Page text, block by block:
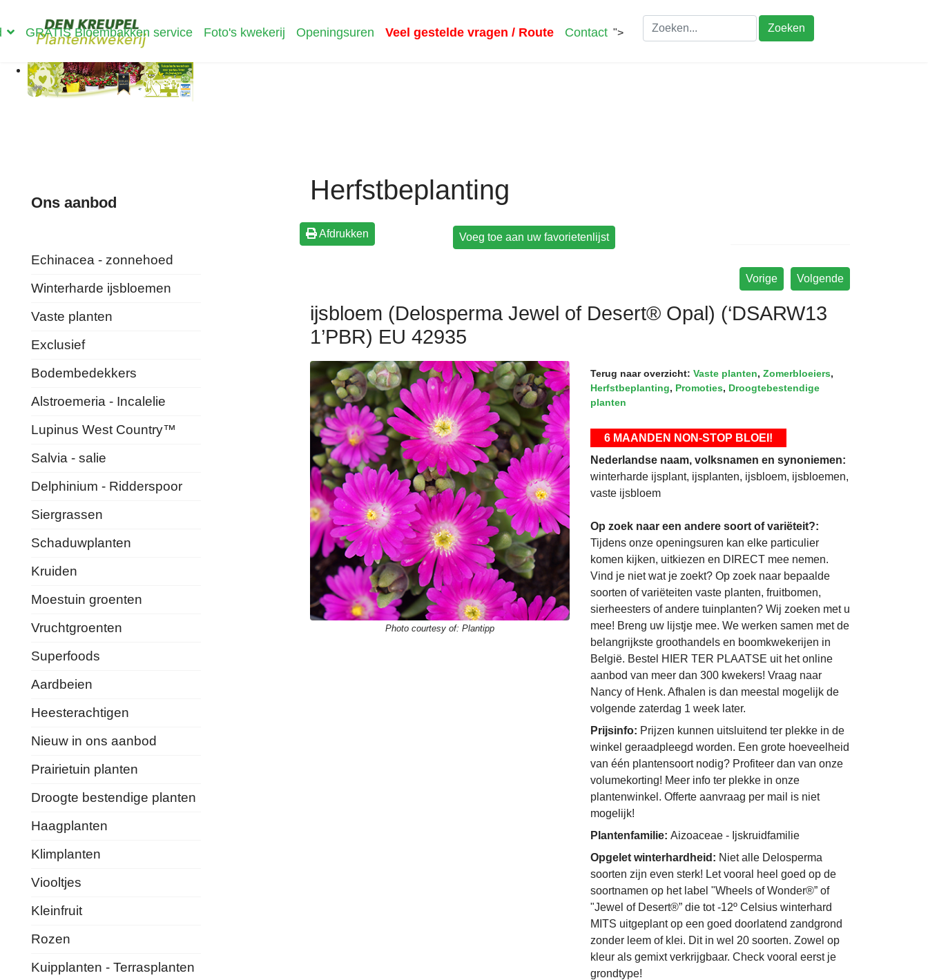
GRATIS Bloembakken service Foto's kwekerij Openingsuren Veel gestelde vragen / Route Contact "> Zoeken
Ons aanbod
Echinacea - zonnehoed
Winterharde ijsbloemen
Vaste planten
Exclusief
Bodembedekkers
Alstroemeria - Incalelie
Lupinus West Country™
Salvia - salie
Delphinium - Ridderspoor
Siergrassen
Schaduwplanten
Kruiden
Moestuin groenten
Vruchtgroenten
Superfoods
Aardbeien
Heesterachtigen
Nieuw in ons aanbod
Prairietuin planten
Droogte bestendige planten
Haagplanten
Klimplanten
Viooltjes
Kleinfruit
Rozen
Kuipplanten - Terrasplanten
Herfstbeplanting
Afdrukken
Volgende
Vorige
ijsbloem (Delosperma Jewel of Desert® Opal) (‘DSARW13
1’PBR) EU 42935
Photo courtesy of: Plantipp
Terug naar overzicht: Vaste planten, Zomerbloeiers,
Herfstbeplanting, Promoties, Droogtebestendige
planten
6 MAANDEN NON-STOP BLOEI!
Nederlandse naam, volksnamen en synoniemen:
winterharde ijsplant, ijsplanten, ijsbloem, ijsbloemen,
vaste ijsbloem
Op zoek naar een andere soort of variëteit?:
Tijdens onze openingsuren kan elke particulier
komen kijken, uitkiezen en DIRECT mee nemen.
Vind je niet wat je zoekt? Op zoek naar bepaalde
soorten of variëteiten vaste planten, fruitbomen,
sierheesters of andere tuinplanten? Wij zoeken met u
mee! Breng uw lijstje mee. We werken samen met de
belangrijkste groothandels en boomkwekerijen in
België. Bestel HIER TER PLAATSE uit het online
aanbod van meer dan 300 kwekers! Vraag naar
Nancy of Henk. Afhalen is dan meestal mogelijk de
volgende zaterdag 1 week later.
Prijsinfo: Prijzen kunnen uitsluitend ter plekke in de
winkel geraadpleegd worden. Een grote hoeveelheid
van één plantensoort nodig? Profiteer dan van onze
volumekorting! Meer info ter plekke in onze
plantenwinkel. Offerte aanvraag per mail is niet
mogelijk!
Plantenfamilie: Aizoaceae - Ijskruidfamilie
Opgelet winterhardheid: Niet alle Delosperma
soorten zijn even sterk! Let vooral heel goed op de
soortnamen op het label "Wheels of Wonder®” of
"Jewel of Desert®” die tot -12º Celsius winterhard
MITS uitgeplant op een goed doorlatend zandgrond
zonder leem of klei. Dit in wel 20 soorten. Zowel op
kleur als gemixt verkrijgbaar. Check vooral eerst je
grondtype!